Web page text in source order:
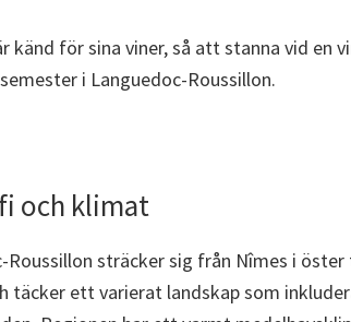
känd för sina viner, så att stanna vid en
i Languedoc-Roussillon.
och klimat
Roussillon sträcker sig från Nîmes i
täcker ett varierat landskap som